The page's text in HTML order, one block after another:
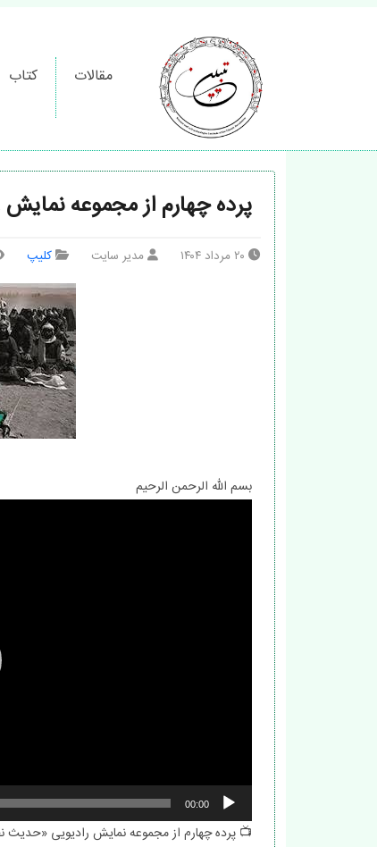
مقالات کتاب
پرده چهارم از مجموعه
۲۰ مرداد ۱۴۰۴ مدیر سایت کلیپ
بسم الله الرحمن الرحیم
00:00
📺 پرده چهارم از مجموعه نمایش رادیویی